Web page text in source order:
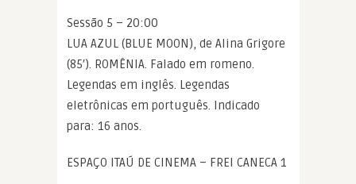
Sessão 5 – 20:00
LUA AZUL (BLUE MOON), de Alina Grigore
(85′). ROMÊNIA. Falado em romeno.
Legendas em inglês. Legendas
eletrônicas em português. Indicado
para: 16 anos.
ESPAÇO ITAÚ DE CINEMA – FREI CANECA 1